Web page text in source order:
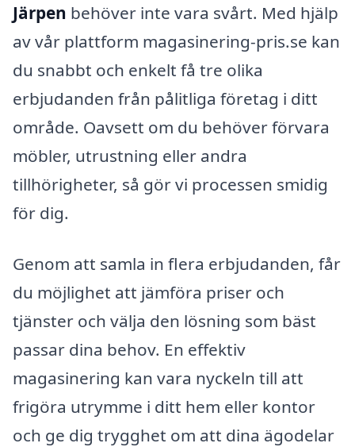
Järpen behöver inte vara svårt. Med hjälp
av vår plattform magasinering-pris.se kan
du snabbt och enkelt få tre olika
erbjudanden från pålitliga företag i ditt
område. Oavsett om du behöver förvara
möbler, utrustning eller andra
tillhörigheter, så gör vi processen smidig
för dig.
Genom att samla in flera erbjudanden, får
du möjlighet att jämföra priser och
tjänster och välja den lösning som bäst
passar dina behov. En effektiv
magasinering kan vara nyckeln till att
frigöra utrymme i ditt hem eller kontor
och ge dig trygghet om att dina ägodelar